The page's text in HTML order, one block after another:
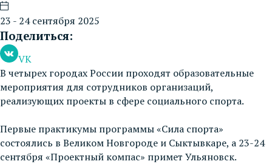
23 - 24 сентября 2025
Поделиться:
VK
В четырех городах России проходят образовательные
мероприятия для сотрудников организаций,
реализующих проекты в сфере социального спорта.
Первые практикумы программы «Сила спорта»
состоялись в Великом Новгороде и Сыктывкаре, а 23-24
сентября «Проектный компас» примет Ульяновск.